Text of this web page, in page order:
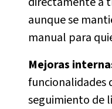
aunque se
manual para
Mejoras
funcionalidades
seguimiento de